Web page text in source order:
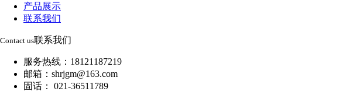
产品展示
联系我们
Contact us联系我们
服务热线：18121187219
邮箱：shrjgm@163.com
固话： 021-36511789